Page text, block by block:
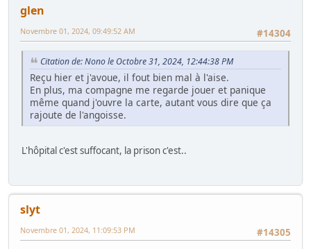
glen
#14304
Novembre 01, 2024, 09:49:52 AM
Citation de: Nono le Octobre 31, 2024, 12:44:38 PM
Reçu hier et j'avoue, il fout bien mal à l'aise.
En plus, ma compagne me regarde jouer et panique
même quand j'ouvre la carte, autant vous dire que ça
rajoute de l'angoisse.
L'hôpital c'est suffocant, la prison c'est..
slyt
#14305
Novembre 01, 2024, 11:09:53 PM